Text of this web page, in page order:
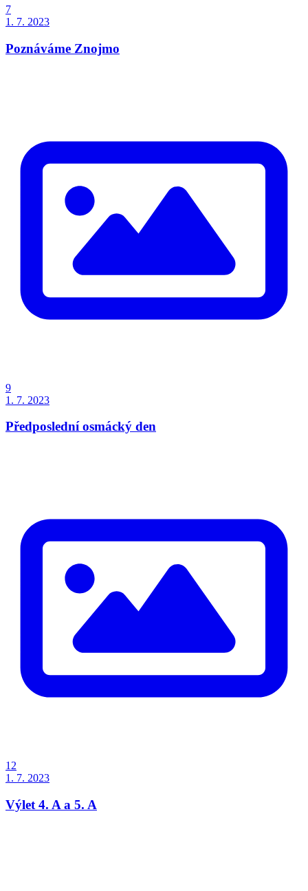
7
1. 7. 2023
Poznáváme Znojmo
9
1. 7. 2023
Předposlední osmácký den
12
1. 7. 2023
Výlet 4. A a 5. A